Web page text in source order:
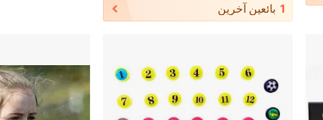
1 بائعين آخرين